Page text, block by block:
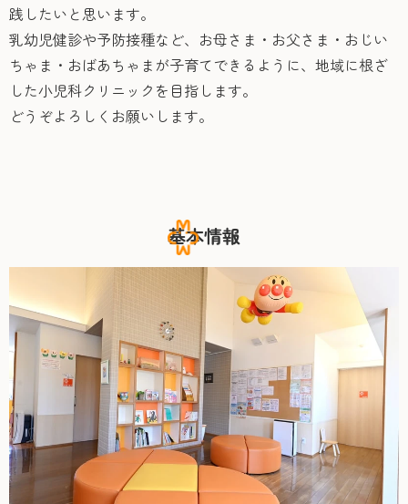
践したいと思います。
乳幼児健診や予防接種など、お母さま・お父さま・おじい
ちゃま・おばあちゃまが子育てできるように、地域に根ざ
した小児科クリニックを目指します。
どうぞよろしくお願いします。
基本情報